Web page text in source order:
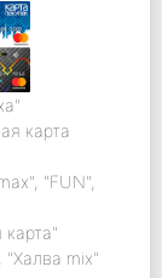
карта
"FUN",
"Халва mix"